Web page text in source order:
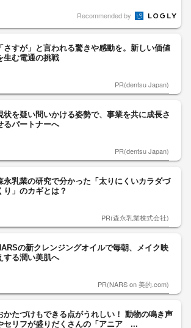
Recommended by
「さすが」と言われる驚きや感動を。新しい価値
生む電通の挑戦
PR(dentsu Japan)
状を疑い問いかける姿勢で、事業を共に成長さ
るパートナーへ
PR(dentsu Japan)
永乳業の研究で分かった「太りにくいカラダづ
り」のカギとは？
PR(森永乳業株式会社)
の新クレンジングオイルで毎朝、メイク映
する潤い美肌へ
PR(NARS on 美的.com)
かたづけもできる点がうれしい！ 動物の鳴き声
セリフが盛りだくさんの「アニア ...